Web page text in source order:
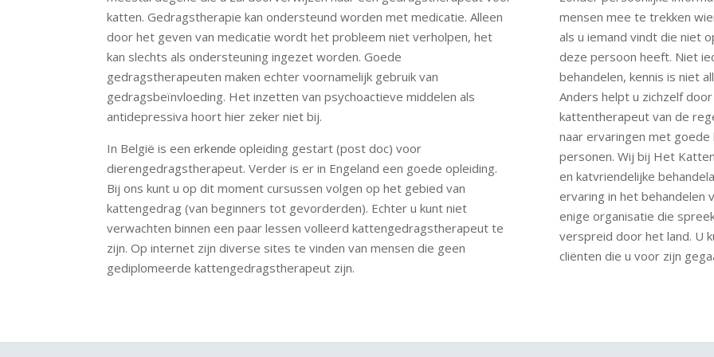
katten. Gedragstherapie kan ondersteund worden met medicatie. Alleen
door het geven van medicatie wordt het probleem niet verholpen, het
kan slechts als ondersteuning ingezet worden. Goede
gedragstherapeuten maken echter voornamelijk gebruik van
gedragsbeïnvloeding. Het inzetten van psychoactieve middelen als
antidepressiva hoort hier zeker niet bij.
In België is eenerkende opleiding gestart (post doc) voor
dierengedragstherapeut. Verder is er in Engeland een goede opleiding.
Bij ons kunt u op dit moment cursussen volgen op het gebied van
kattengedrag (van beginners tot gevorderden). Echter u kunt niet
verwachten binnen een paar lessen volleerd kattengedragstherapeut te
zijn. Op internet zijn diverse sites te vinden van mensen die geen
gediplomeerde kattengedragstherapeut zijn.
mensen mee te trekken
als u iemand vindt die niet
deze persoon heeft. Niet
behandelen, kennis is niet
Anders helpt u zichzelf
kattentherapeut van de
naar ervaringen met
personen. Wij bij Het
en katvriendelijke
ervaring in het behandelen
enige organisatie die
verspreid door het land. U
cliënten die u voor zijn